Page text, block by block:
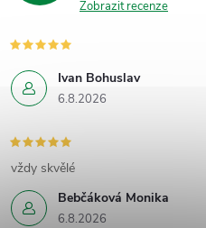
Zobrazit recenze
Ivan Bohuslav
6.8.2026
Bebčáková Monika
6.8.2026
vždy skvělé